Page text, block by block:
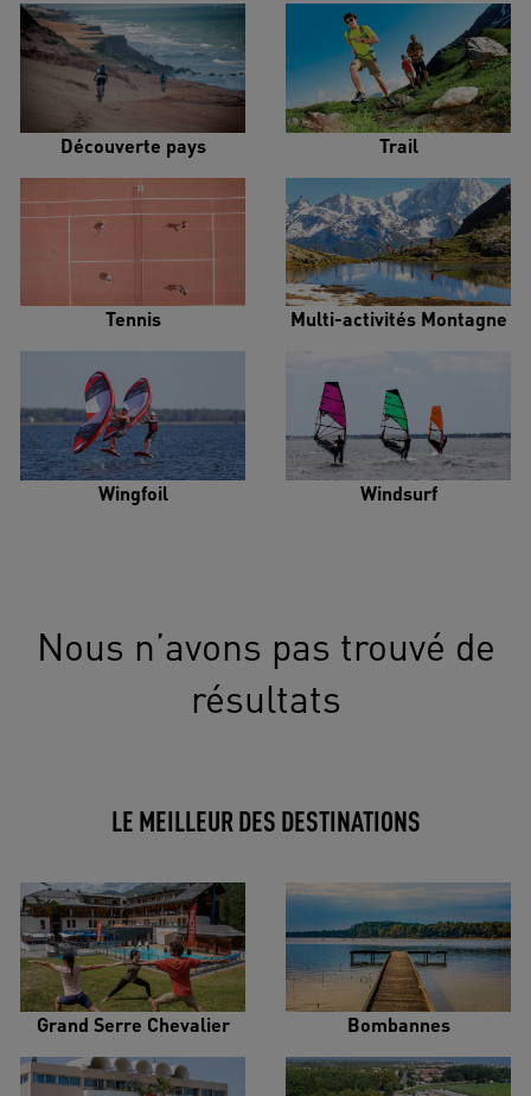
Découverte pays Trail
Tennis Multi-activités Montagne
Wingfoil Windsurf
Nous n’avons pas trouvé de
résultats
LE MEILLEUR DES DESTINATIONS
Grand Serre Chevalier Bombannes